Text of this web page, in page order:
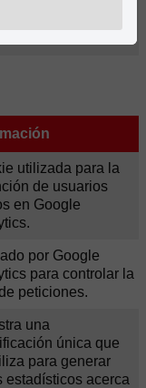
utilizada para la
de usuarios
en Google
por Google
para controlar la
peticiones.
una
única que
para generar
estadísticos acerca